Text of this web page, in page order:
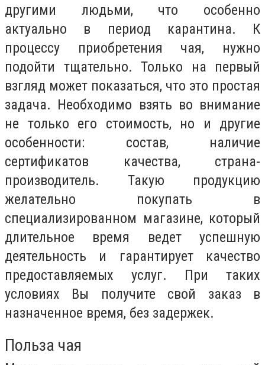
другими людьми, что особенно
актуально в период карантина. К
процессу приобретения чая, нужно
подойти тщательно. Только на первый
взгляд может показаться, что это простая
задача. Необходимо взять во внимание
не только его стоимость, но и другие
особенности: состав, наличие
сертификатов качества, страна-
производитель. Такую продукцию
желательно покупать в
специализированном магазине, который
длительное время ведет успешную
деятельность и гарантирует качество
предоставляемых услуг. При таких
условиях Вы получите свой заказ в
назначенное время, без задержек.
Польза чая